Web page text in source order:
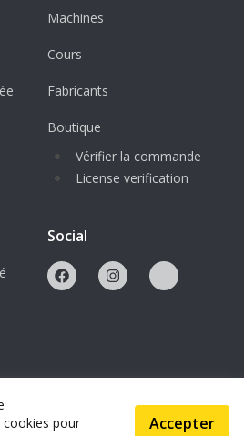
Machines
Cours
Fabricants
Boutique
Vérifier la commande
License verification
Social
pour
Accepter